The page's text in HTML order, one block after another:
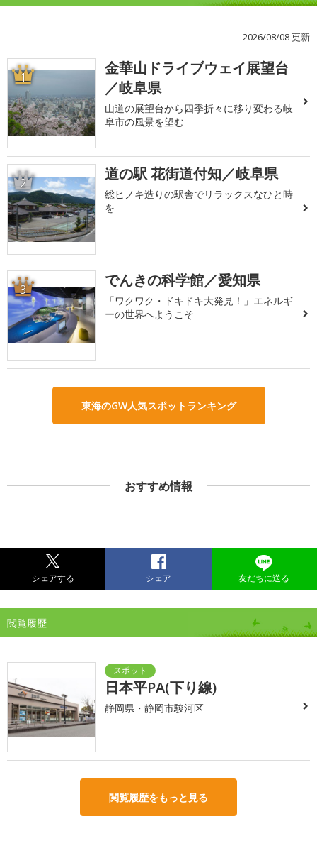
2026/08/08 更新
1
金華山ドライブウェイ展望台
／岐阜県
山道の展望台から四季折々に移り変わる岐
阜市の風景を望む
2 道の駅 花街道付知／岐阜県
総ヒノキ造りの駅舎でリラックスなひと時
を
3 でんきの科学館／愛知県
「ワクワク・ドキドキ大発見！」エネルギ
ーの世界へようこそ
東海のGW人気スポットランキング
おすすめ情報
シェアする シェア 友だちに送る
閲覧履歴
日本平PA(下り線)
静岡県・静岡市駿河区
閲覧履歴をもっと見る